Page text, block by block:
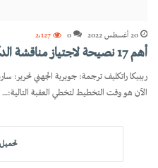
20 أغسطس 2022 0 2٬127
أهم 17 نصيحة لاجتياز مناقشة الدكتوراه بنجاح
ريبيكا راتكليف ترجمة: جويرية الجهني تحرير:
الآن هو وقت التخطيط لتخطي العقبة التالية:…
تحميل